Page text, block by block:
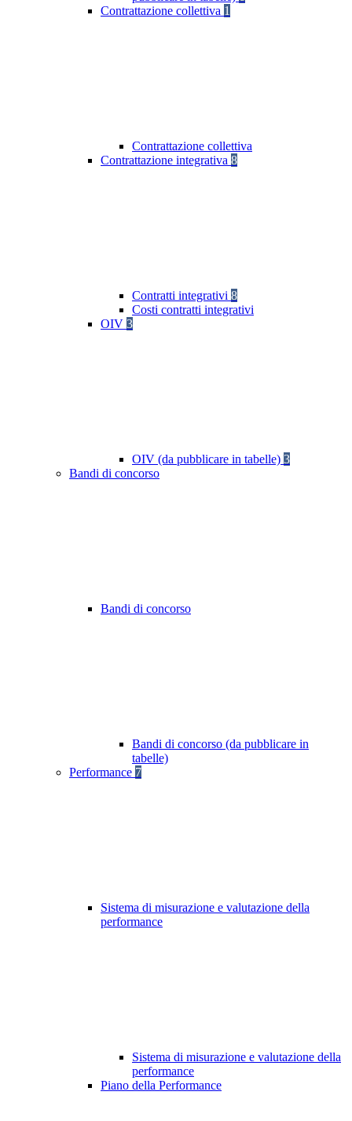
Contrattazione collettiva 1
Contrattazione collettiva
Contrattazione integrativa 8
Contratti integrativi 8
Costi contratti integrativi
OIV 3
OIV (da pubblicare in tabelle) 3
Bandi di concorso
Bandi di concorso
Bandi di concorso (da pubblicare in
tabelle)
Performance 7
Sistema di misurazione e valutazione della
performance
Sistema di misurazione e valutazione della
performance
Piano della Performance